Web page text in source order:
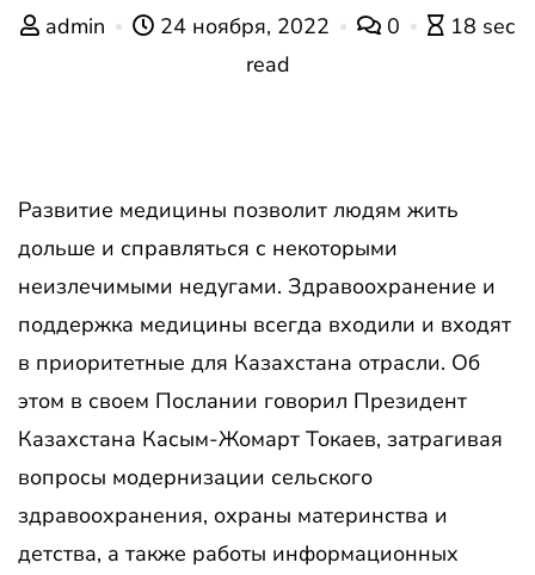
admin 24 ноября, 2022 0
18 sec
read
Развитие медицины позволит людям жить
дольше и справляться с некоторыми
неизлечимыми недугами. Здравоохранение и
поддержка медицины всегда входили и входят
в приоритетные для Казахстана отрасли. Об
этом в своем Послании говорил Президент
Казахстана Касым-Жомарт Токаев, затрагивая
вопросы модернизации сельского
здравоохранения, охраны материнства и
детства, а также работы информационных